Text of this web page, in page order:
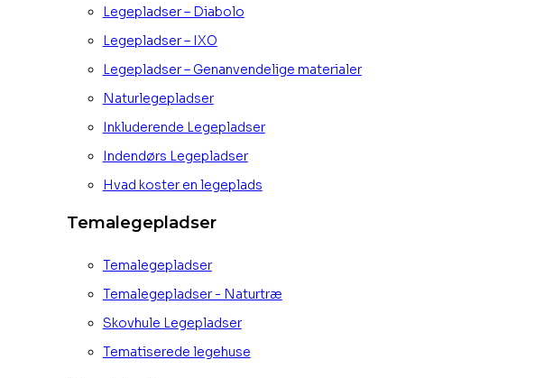
Legepladser – Diabolo
Legepladser – IXO
Legepladser – Genanvendelige materialer
Naturlegepladser
Inkluderende Legepladser
Indendørs Legepladser
Hvad koster en legeplads
Temalegepladser
Temalegepladser
Temalegepladser - Naturtræ
Skovhule Legepladser
Tematiserede legehuse